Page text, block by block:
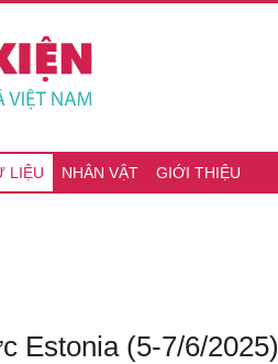
LIỆU NHÂN VẬT GIỚI THIỆU
Estonia (5-7/6/2025)